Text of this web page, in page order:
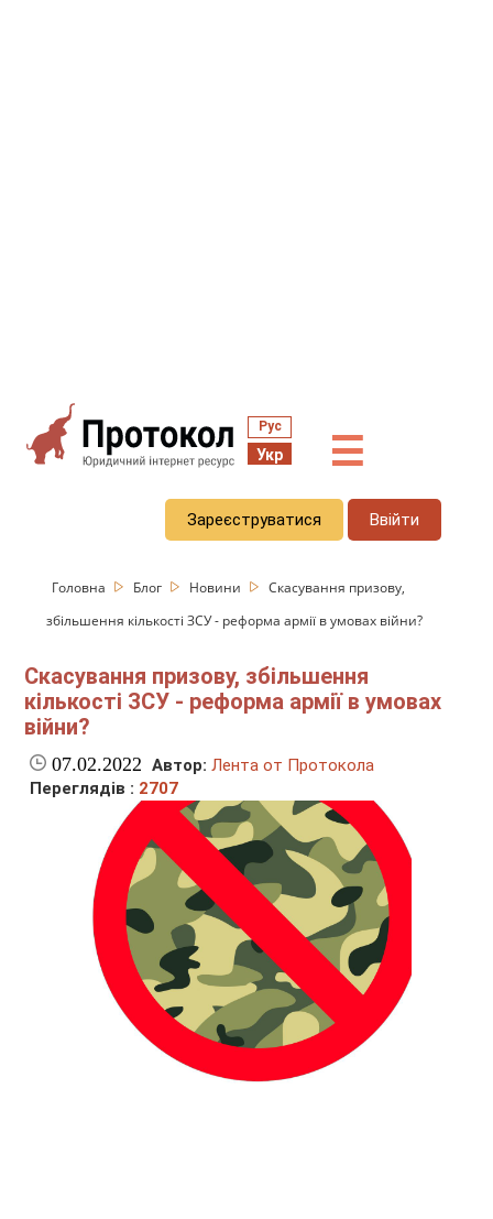
Рус
Укр ☰
Зареєструватися Ввійти
Головна Блог Новини
Скасування призову,
збільшення кількості ЗСУ - реформа армії в умовах війни?
Скасування призову, збільшення
кількості ЗСУ - реформа армії в умовах
війни?
07.02.2022 Автор: Лента от Протокола
Переглядів : 2707